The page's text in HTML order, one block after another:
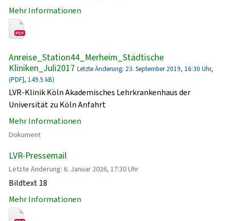
Mehr Informationen
Anreise_Station44_Merheim_Städtische
Kliniken_Juli2017 Letzte Änderung: 23. September 2019, 16:30 Uhr,
(PDF}, 149.5 kB)
LVR-Klinik Köln Akademisches Lehrkrankenhaus der
Universität zu Köln Anfahrt
Mehr Informationen
Dokument
LVR-Pressemail
Letzte Änderung: 6. Januar 2026, 17:30 Uhr
Bildtext 18
Mehr Informationen